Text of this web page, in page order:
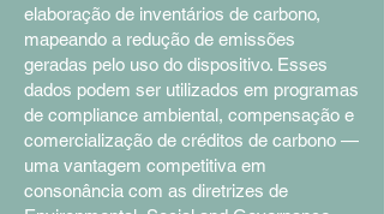
elaboração de inventários de carbono,
mapeando a redução de emissões
geradas pelo uso do dispositivo. Esses
dados podem ser utilizados em programas
de compliance ambiental, compensação e
comercialização de créditos de carbono —
uma vantagem competitiva em
consonância com as diretrizes de